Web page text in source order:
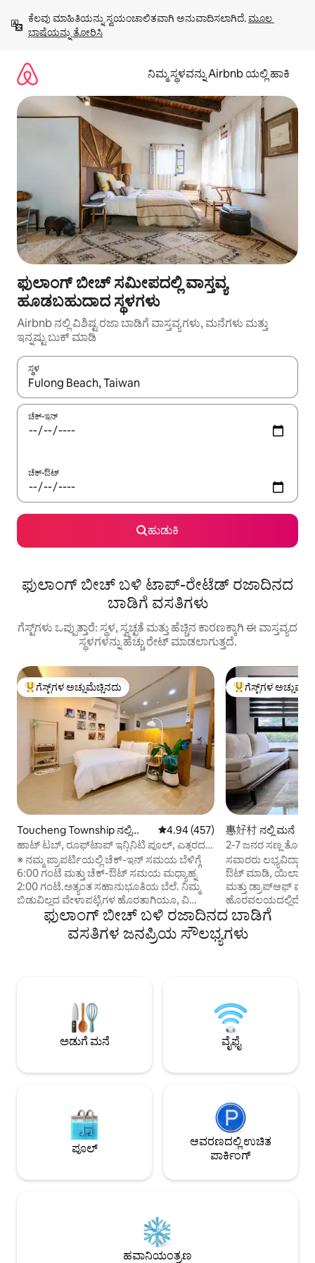
ಹೋಗಿ
ಕೆಲವು ಮಾಹಿತಿಯನ್ನು ಸ್ವಯಂಚಾಲಿತವಾಗಿ ಅನುವಾದಿಸಲಾಗಿದೆ. ಮೂಲ
ಭಾಷೆಯನ್ನು ತೋರಿಸಿ
ನಿಮ್ಮ ಸ್ಥಳವನ್ನು Airbnb ಯಲ್ಲಿ ಹಾಕಿ
ಫುಲಾಂಗ್ ಬೀಚ್ ಸಮೀಪದಲ್ಲಿ ವಾಸ್ತವ್ಯ
ಹೂಡಬಹುದಾದ ಸ್ಥಳಗಳು
Airbnb ನಲ್ಲಿ ವಿಶಿಷ್ಟ ರಜಾ ಬಾಡಿಗೆ ವಾಸ್ತವ್ಯಗಳು, ಮನೆಗಳು ಮತ್ತು
ಇನ್ನಷ್ಟು ಬುಕ್ ಮಾಡಿ
ಸ್ಥಳ
ಫಲಿತಾಂಶಗಳು ಲಭ್ಯವಿರುವಾಗ, ಅಪ್ ಮತ್ತು ಡೌನ್ ಬಾಣದ ಕೀಲಿಗಳೊಂದಿಗೆ
ಚೆಕ್-ಇನ್
ಚೆಕ್-ಔಟ್
ಹುಡುಕಿ
ಫುಲಾಂಗ್ ಬೀಚ್ ಬಳಿ ಟಾಪ್-ರೇಟೆಡ್ ರಜಾದಿನದ
ಬಾಡಿಗೆ ವಸತಿಗಳು
ಗೆಸ್ಟ್‌ಗಳು ಒಪ್ಪುತ್ತಾರೆ: ಸ್ಥಳ, ಸ್ವಚ್ಛತೆ ಮತ್ತು ಹೆಚ್ಚಿನ ಕಾರಣಕ್ಕಾಗಿ ಈ ವಾಸ್ತವ್ಯದ
ಸ್ಥಳಗಳನ್ನು ಹೆಚ್ಚು ರೇಟ್ ಮಾಡಲಾಗುತ್ತದೆ.
ಗೆಸ್ಟ್‌ಗಳಿಗೆ ಅತಿ ಹೆಚ್ಚು ಅಚ್ಚುಮೆಚ್ಚಿನದು
ಗೆಸ್ಟ್‌ಗಳ ಅಚ್ಚುಮೆಚ್ಚಿನದು
Toucheng Township ನಲ್ಲಿ
ಕಾಂಡೋ
5 ರಲ್ಲಿ 4.94 ಸರಾಸರಿ ರೇಟಿಂಗ್, 457
4.94 (457)
ಹಾಟ್ ಟಬ್, ರೂಫ್‌ಟಾಪ್ ಇನ್ಫಿನಿಟಿ ಪೂಲ್, ಎತ್ತರದ
ಅಜೇಯ ರಾತ್ರಿ ನೋಟ, ಪರ್ವತ ನೋಟ, ಸಮುದ್ರ
ನೋಟ, ಉಚಿತ ಫ್ಲಾಟ್ ಪಾರ್ಕಿಂಗ್, ಸ್ವಯಂ ಚೆಕ್-ಇನ್
ಹೊಂದಿರುವ "ಲೈಟ್ ಟ್ರಾವೆಲ್ ಆನ್ಸೆನ್" ರೂಮ್
※ ನಮ್ಮ ಪ್ರಾಪರ್ಟಿಯಲ್ಲಿ ಚೆಕ್-ಇನ್ ಸಮಯ ಬೆಳಿಗ್ಗೆ
6:00 ಗಂಟೆ ಮತ್ತು ಚೆಕ್-ಔಟ್ ಸಮಯ ಮಧ್ಯಾಹ್ನ
2:00 ಗಂಟೆ.ಅತ್ಯಂತ ಸಹಾನುಭೂತಿಯ ಬೆಲೆ. ನಿಮ್ಮ
ಬಿಡುವಿಲ್ಲದ ವೇಳಾಪಟ್ಟಿಗಳ ಹೊರತಾಗಿಯೂ, ವಿಶ್ರಾಂತಿ
ಪಡೆಯಲು ಮತ್ತು ಆರಾಮವಾಗಿರಲು ನೀವು ಇಲ್ಲಿಗೆ
ಬರಬಹುದು ಎಂದು ನಾನು ಭಾವಿಸುತ್ತೇನೆ. ರಾತ್ರಿಯಲ್ಲಿ,
ನೀವು ಪರದೆಗಳನ್ನು ತೆರೆದಾಗ, ನಕ್ಷತ್ರಗಳಿಂದ ಕೂಡಿದ
ಪರಿಶೀಲಿಸಬಹುದು ♪ಒಳಾಂಗಣ ಸ್ನಾನ: ನ್ಯಾಚುರಲ್
ಸೋಡಿಯಂ ಬೈಕಾರ್ಬನೇಟ್ ಸ್ಪ್ರಿಂಗ್, ರೂಮ್‌ನಲ್ಲಿ
ಬಬಲ್ ಪೂಲ್ ಇದೆ, ನೀವು ಸುಂದರವಾದ ರಾತ್ರಿ
ನೋಟವನ್ನು ಆನಂದಿಸಬಹುದು ♪ಡಬಲ್ ಬೆಡ್,
ನೆಟ್‌ಫ್ಲಿಕ್ಸ್‌ನೊಂದಿಗೆ ♪ವೈಫೈ ಲಭ್ಯವಿದೆ
ಸೂಪ್ ಮತ್ತು ನೂಡಲ್ಸ್ ತಯಾರಿಸಬಹುದು.ಸ್ಟಾಂಪ್
ಗ್ಲಾಸ್‌ಗಳು ಮತ್ತು ದೊಡ್ಡ ಹಾಗೂ ಸಣ್ಣ ವೈನ್
ಗ್ಲಾಸ್‌ಗಳನ್ನು ಸಹ ಹೊಂದಿರಿ ♪ಹೇರ್ ಡ್ರೈಯರ್, ಬಾಡಿ
ವಾಶ್, ಶಾಂಪೂ, ಸ್ನಾನದ ಟವೆಲ್, ಫೇಸ್ ಟವೆಲ್,
ನೀರು ಲಭ್ಯವಿದೆ, ರೆಫ್ರಿಜರೇಟರ್‌ನಲ್ಲಿ ಪಾನೀಯಗಳು
ಮಕ್ಕಳನ್ನು ♪ಸ್ವಾಗತಿಸಲಾಗುತ್ತದೆ, ಸಾಕುಪ್ರಾಣಿ
ದೃಶ್ಯಾವಳಿಗಳಿರುವ ಎತ್ತರದ ಮಹಡಿಯಲ್ಲಿ
ಗೆಸ್ಟ್‌ಗಳಿಗೆ ಅತಿ ಹೆಚ್ಚು
ಗೆಸ್ಟ್‌ಗಳ
惠好村 ನಲ್ಲಿ ಮನೆ
2-7 ಜನರ ಸಣ್ಣ
ಮಾಡಬಹುದು)
ಪಾರ್ಕ್/ಪ್ರಿಫೆಕ್ಚರಲ್
ಬೊಟಾನಿಕಲ್
ಟು ತೈಪಿಂಗ್ ಮೌಂಟೇನ್
ಸವಾರರು
ಔಟ್ ಮಾಡಿ, ಯಿಲಾನ್
ಮತ್ತು ಡ್ರಾಪ್‌ಆಫ್ ಮಾಡಿ ಯಿಲಾನ್
ಹೊರವಲಯದಲ್ಲಿದೆ,
ಬ್ಯುಸಿನೆಸ್ ಡಿಸ್ಟ್ರಿಕ್ಟ್,
ನಿಮಿಷಗಳ ಡ್ರೈವ್
ಬೇಯಿಸಿದ
ಜೇನುನೊಣ ಪರಿಸರ
ಆಯ್ಕೆ ಮಾಡುವ ಅಂಗಡಿಗೆ
ಮತ್ತು ಮುಂಜಾನೆ,
ಬೈಸಿಕಲ್‌ಗಳನ್ನು ಹೊಂದಿದ್ದೇವೆ.
ಸಾಮಾನ್ಯ ಸ್ಥಳಗಳು,
ಪ್ರವೇಶವನ್ನು
ಮತ್ತು ಸ್ನೇಹಿತರೊಂದಿಗೆ
ಮತ್ತು ರಜಾದಿನಗಳನ್ನು
ಸಂಖ್ಯೆಗೆ
ಶುಚಿಗೊಳಿಸುವ
ಫುಲಾಂಗ್ ಬೀಚ್ ಬಳಿ ರಜಾದಿನದ ಬಾಡಿಗೆ
ವಸತಿಗಳ ಜನಪ್ರಿಯ ಸೌಲಭ್ಯಗಳು
ಅಡುಗೆ ಮನೆ ವೈಫೈ
ಪೂಲ್
ಆವರಣದಲ್ಲಿ ಉಚಿತ
ಪಾರ್ಕಿಂಗ್
ಹವಾನಿಯಂತ್ರಣ